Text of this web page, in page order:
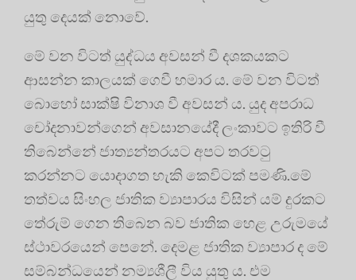
යුතු දෙයක් නොවේ.
මේ වන විටත් යුද්ධය අවසන් වී දශකයකට
ආසන්න කාලයක් ගෙවී හමාර ය. මේ වන විටත්
බොහෝ සාක්ෂි විනාශ වී අවසන් ය. යුද අපරාධ
චෝදනාවන්ගෙන් අවසානයේදී ලංකාවට ඉතිරි වී
තිබෙන්නේ ජාත්‍යන්තරයට අපට තරවටු
කරන්නට යොදාගත හැකි කෙවිටක් පමණි.මේ
තත්වය සිංහල ජාතික ව්‍යාපාරය විසින් යම් දුරකට
තේරුම් ගෙන තිබෙන බව ජාතික හෙළ උරුමයේ
ස්ථාවරයෙන් පෙනේ. දෙමළ ජාතික ව්‍යාපාර ද මේ
සම්බන්ධයෙන් නම්‍යශීලී විය යුතු ය. එම